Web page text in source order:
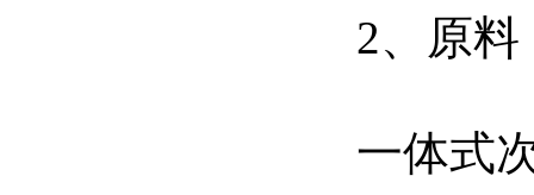
2、原料
一体式